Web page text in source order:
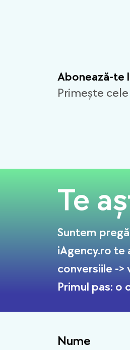
Abonează-te
Primește
Te
Suntem
iAgency.ro te
conversiile ->
Primul pas: o
Nume